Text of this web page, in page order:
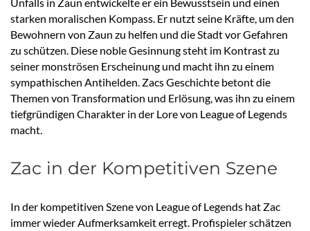
Unfalls in Zaun entwickelte er ein Bewusstsein und einen
starken moralischen Kompass. Er nutzt seine Kräfte, um den
Bewohnern von Zaun zu helfen und die Stadt vor Gefahren
zu schützen. Diese noble Gesinnung steht im Kontrast zu
seiner monströsen Erscheinung und macht ihn zu einem
sympathischen Antihelden. Zacs Geschichte betont die
Themen von Transformation und Erlösung, was ihn zu einem
tiefgründigen Charakter in der Lore von League of Legends
macht.
Zac in der Kompetitiven Szene
In der kompetitiven Szene von League of Legends hat Zac
immer wieder Aufmerksamkeit erregt. Profispieler schätzen